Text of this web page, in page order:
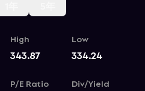
High
343.87
Low
334.24
P/E Ratio Div/Yield